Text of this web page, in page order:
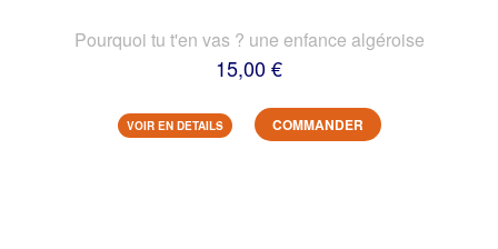
Pourquoi tu t'en vas ? une enfance algéroise
15,00 €
VOIR EN DETAILS COMMANDER